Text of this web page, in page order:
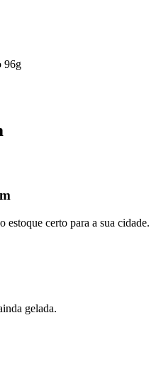
96g
estoque certo para a sua cidade.
gelada.